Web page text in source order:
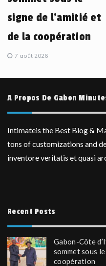
signe de l’amitié et
de la coopération
7 août 2026
A Propos De Gabon
Intimateis the Best Blog &
tons of customizations and
inventore veritatis et quasi
Recent Posts
Gabon-Côte
sommet sous
coopération